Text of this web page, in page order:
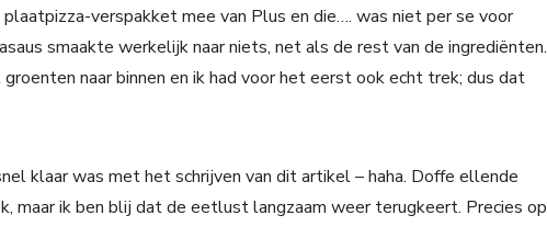
verspakket mee van Plus en die…. was niet per se voor
smaakte werkelijk naar niets, net als de rest van de ingrediënten.
naar binnen en ik had voor het eerst ook echt trek; dus dat
klaar was met het schrijven van dit artikel – haha. Doffe ellende
maar ik ben blij dat de eetlust langzaam weer terugkeert. Precies op